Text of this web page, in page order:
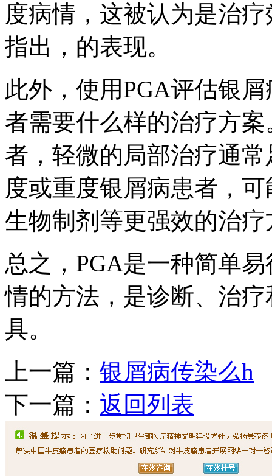
度病情，这被认为是治
指出，的表现。
此外，使用PGA评估银
者需要什么样的治疗方
者，轻微的局部治疗通
度或重度银屑病患者，
生物制剂等更强效的治
总之，PGA是一种简单
情的方法，是诊断、治
具。
上一篇： 银屑病传染么h
下一篇： 返回列表